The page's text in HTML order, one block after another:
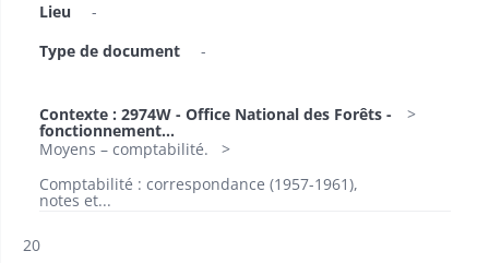
Lieu
-
Type de document
-
Contexte : 2974W - Office National des Forêts -
fonctionnement...
Moyens – comptabilité.
Comptabilité : correspondance (1957-1961),
notes et...
Résultat n°
20